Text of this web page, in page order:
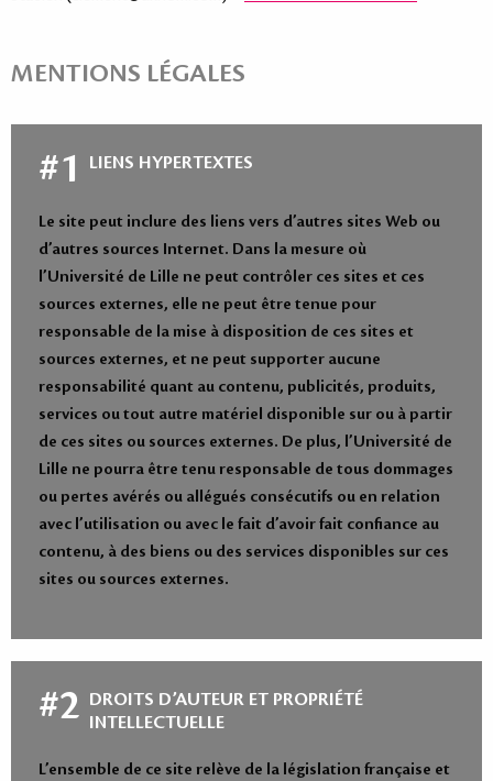
MENTIONS LÉGALES
#1 LIENS HYPERTEXTES
Le site peut inclure des liens vers d’autres sites Web ou
d’autres sources Internet. Dans la mesure où
l’Université de Lille ne peut contrôler ces sites et ces
sources externes, elle ne peut être tenue pour
responsable de la mise à disposition de ces sites et
sources externes, et ne peut supporter aucune
responsabilité quant au contenu, publicités, produits,
services ou tout autre matériel disponible sur ou à partir
de ces sites ou sources externes. De plus, l’Université de
Lille ne pourra être tenu responsable de tous dommages
ou pertes avérés ou allégués consécutifs ou en relation
avec l’utilisation ou avec le fait d’avoir fait confiance au
contenu, à des biens ou des services disponibles sur ces
sites ou sources externes.
#2 DROITS D’AUTEUR ET PROPRIÉTÉ
INTELLECTUELLE
L’ensemble de ce site relève de la législation française et